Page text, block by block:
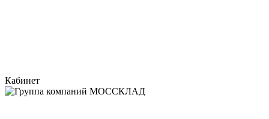
Кабинет